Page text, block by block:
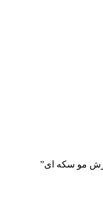
مو سکه ای”